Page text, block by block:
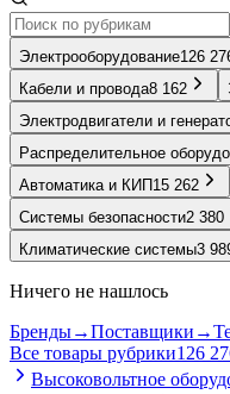
Электрооборудование126
Кабели и провода8 162
Электродвигатели и
Распределительное
Автоматика и КИП 15 262
Системы безопасности2 380
Климатические системы3
Ничего не нашлось
Бренды→Поставщики →
Все товары рубрики126
Высоковольтное